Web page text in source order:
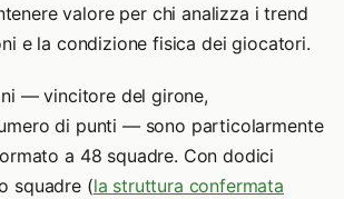
valore per chi analizza i trend
e la condizione fisica dei giocatori.
— vincitore del girone,
di punti — sono particolarmente
a 48 squadre. Con dodici
squadre (la struttura confermata